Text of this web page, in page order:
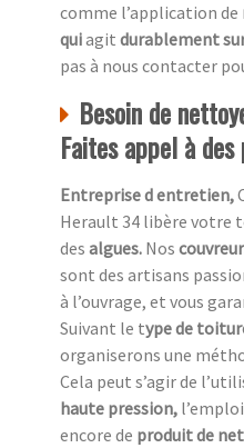
comme l’application de
quiagit durablement
pas à nous contacter
Besoin de
Faites appel à
Entreprise d entretien,
Herault 34 libère votre
des algues. Nos
sont des artisans
à l’ouvrage, et vous
Suivant le type de
organiserons une
Cela peut s’agir de
haute pression, l’emploi
encore de produit de